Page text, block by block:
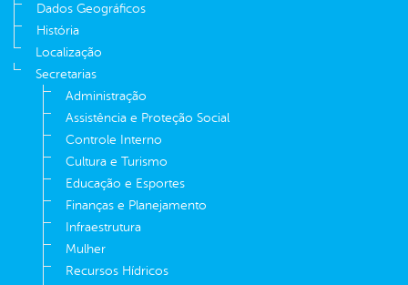
Dados Geográficos
História
Localização
Secretarias
Administração
Assistência e Proteção Social
Controle Interno
Cultura e Turismo
Educação e Esportes
Finanças e Planejamento
Infraestrutura
Mulher
Recursos Hídricos